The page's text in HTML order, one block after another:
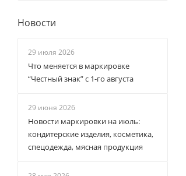
Новости
29 июля 2026
Что меняется в маркировке
“Честный знак” с 1-го августа
29 июня 2026
Новости маркировки на июль:
кондитерские изделия, косметика,
спецодежда, мясная продукция